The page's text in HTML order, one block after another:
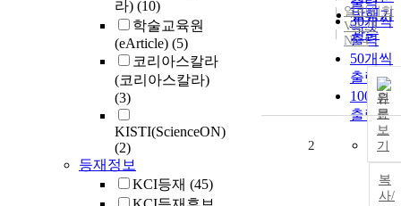
라) (10)
학술교육원
(eArticle) (5)
코리아스칼라
(코리아스칼라)
(3)
KISTI(ScienceON)
(2)
등재정보
KCI등재 (45)
발행기
관순
30개씩
출력
50개씩
출력
100개씩
출력
열린시학
Vol.25
No.4
원
문
보
기
복
사/
2